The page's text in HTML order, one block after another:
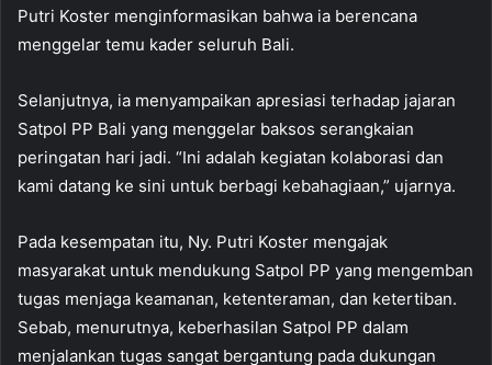
Putri Koster menginformasikan bahwa ia berencana
menggelar temu kader seluruh Bali.
Selanjutnya, ia menyampaikan apresiasi terhadap jajaran
Satpol PP Bali yang menggelar baksos serangkaian
peringatan hari jadi. “Ini adalah kegiatan kolaborasi dan
kami datang ke sini untuk berbagi kebahagiaan,” ujarnya.
Pada kesempatan itu, Ny. Putri Koster mengajak
masyarakat untuk mendukung Satpol PP yang mengemban
tugas menjaga keamanan, ketenteraman, dan ketertiban.
Sebab, menurutnya, keberhasilan Satpol PP dalam
menjalankan tugas sangat bergantung pada dukungan